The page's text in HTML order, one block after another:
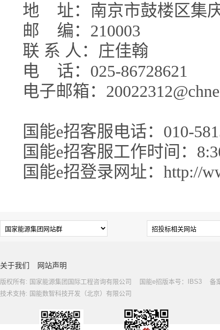
地
址：南京市鼓楼区集
邮
编：210003
联 系 人：庄佳翰
电
话：025-86728621
电子邮箱：
国能e招客服电话：010-
国能e招客服工作时间：
国能e招登录网址：http://
关于我们 网站声明
版权所有: 国家能源集团国际工程咨询有限公司 国能e招版本号：IBS3 备
技术支持: 国能数智科技开发（北京）有限公司